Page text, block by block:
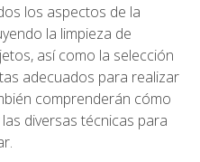
los aspectos de la
la limpieza de
así como la selección
adecuados para realizar
comprenderán cómo
diversas técnicas para